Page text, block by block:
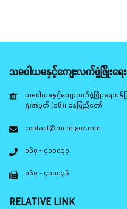
သမဝါယမနှင့်ကျေးလက်ဖွံ့ဖြိုးရေး
သမဝါယမနှင့်ကျေးလက်ဖွံ့ဖြိုးရေးဝန်က
ရုံးအမှတ် (၁၆)၊ နေပြည်တော်
contact@mcrd.gov.mm
၀၆၇ - ၄၁၀၀၃၃
၀၆၇ - ၄၁၀၀၃၆
RELATIVE LINK